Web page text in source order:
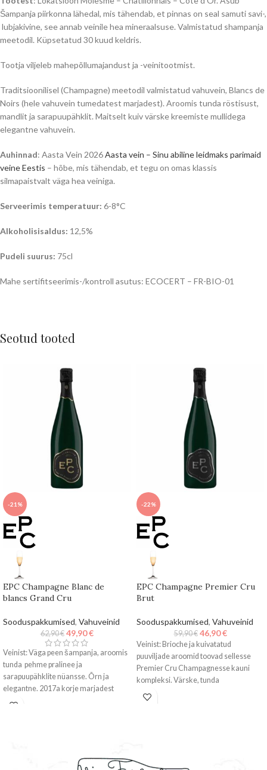
Šampanja piirkonna lähedal, mis tähendab, et pinnas on seal samuti savi-,
lubjakivine, see annab veinile hea mineraalsuse. Valmistatud shampanja
meetodil. Küpsetatud 30 kuud keldris.
Tootja viljeleb mahepõllumajandust ja -veinitootmist.
Traditsioonilisel (Champagne) meetodil valmistatud vahuvein, Blancs de
Noirs (hele vahuvein tumedatest marjadest). Aroomis tunda röstisust,
mandlit ja sarapuupähklit. Maitselt kuiv värske kreemiste mullidega
elegantne vahuvein.
Auhinnad: Aasta Vein 2026Aasta vein – Sinu abiline leidmaks parimaid
veine Eestis – hõbe, mis tähendab, et tegu on omas klassis
silmapaistvalt väga hea veiniga.
Serveerimis temperatuur: 6-8°C
Alkoholisisaldus: 12,5%
Pudeli suurus: 75cl
Mahe sertifitseerimis-/kontroll asutus: ECOCERT – FR-BIO-01
Seotud tooted
-21%
EPC Champagne Blanc de
blancs Grand Cru
Sooduspakkumised, Vahuveinid
62,90€ 49,90€
Veinist: Väga peen šampanja, aroomis
tunda pehme pralinee ja
sarapuupähklite nüansse. Õrn ja
elegantne. 2017a korje marjadest
valmistatud šampanja, settle
-22%
EPC Champagne Premier Cru
Brut
Sooduspakkumised, Vahuveinid
59,90€ 46,90€
Veinist: Brioche ja kuivatatud
puuviljade aroomid toovad sellesse
Premier Cru Champagnesse kauni
kompleksi. Värske, tunda
tsitrustenoote, röstisust. 40% on 2015a